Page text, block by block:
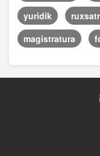
yuridik
magistratura